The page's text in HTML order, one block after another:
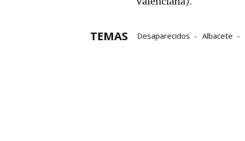
TEMAS Desaparecidos Albacete